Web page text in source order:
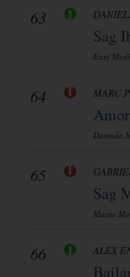
63
Sag
Enef
64 MARC
Dannda
65
Sag
Massa
66 ALEX